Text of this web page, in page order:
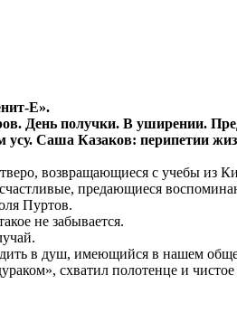
Е».
День получки. В уширении.
усу. Саша Казаков: перипетии
возвращающиеся с учебы
предающиеся
Пуртов.
не забывается.
в душ, имеющийся в нашем
схватил полотенце и